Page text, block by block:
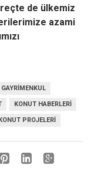
de ülkemiz
azami
GAYRIMENKUL
KONUT HABERLERI
PROJELERI